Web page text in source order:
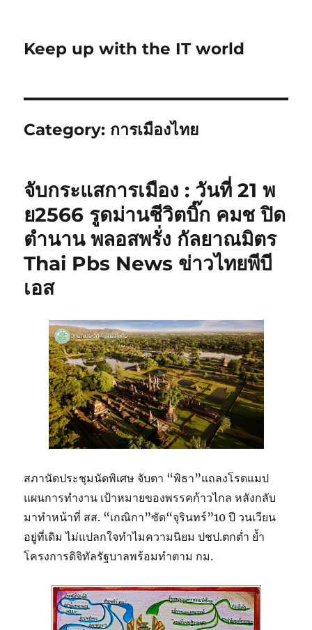
Keep up with the IT world
Category: การเมืองไทย
จับกระแสการเมือง : วันที่ 21 พ
ย2566 รูดม่านชีวิตบิ๊ก คมช ปิด
ตำนาน พลอสพรั่ง กัลยาณมิตร
Thai Pbs News ข่าวไทยพีบี
เอส
สภานัดประชุมนัดพิเศษ จับตา “พิธา”แถลงโรดแมป
แผนการทำงาน เป้าหมายของพรรคก้าวไกล หลังกลับ
มาทำหน้าที่ สส. “เกณิกา”ซัด“จุรินทร์”10 ปี วนเวียน
อยู่ที่เดิม ไม่แปลกใจทำไมความนิยม ปชป.ตกต่ำ ย้ำ
โครงการดิจิทัลรัฐบาลพร้อมทำตาม กม.